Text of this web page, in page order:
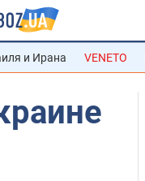
и Ирана VENETO